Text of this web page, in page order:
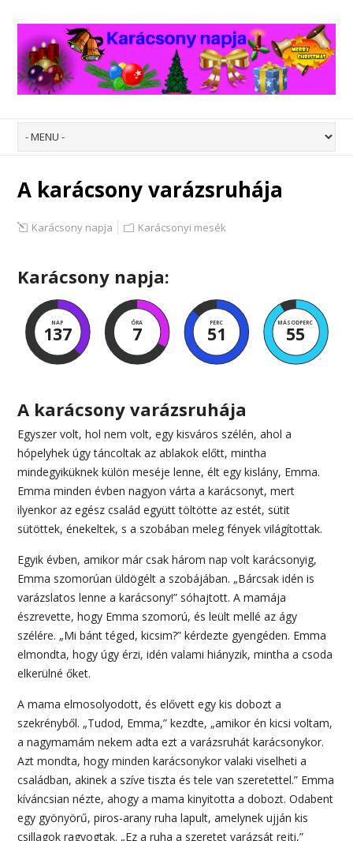
A karácsony varázsruhája
Karácsony napja Karácsonyi mesék
Karácsony napja:
NAP
137
ÓRA
7
PERC
51
MÁSODPERC
54
A karácsony varázsruhája
Egyszer volt, hol nem volt, egy kisváros szélén, ahol a
hópelyhek úgy táncoltak az ablakok előtt, mintha
mindegyiküknek külön meséje lenne, élt egy kislány, Emma.
Emma minden évben nagyon várta a karácsonyt, mert
ilyenkor az egész család együtt töltötte az estét, sütit
sütöttek, énekeltek, s a szobában meleg fények világítottak.
Egyik évben, amikor már csak három nap volt karácsonyig,
Emma szomorúan üldögélt a szobájában. „Bárcsak idén is
varázslatos lenne a karácsony!” sóhajtott. A mamája
észrevette, hogy Emma szomorú, és leült mellé az ágy
szélére. „Mi bánt téged, kicsim?” kérdezte gyengéden. Emma
elmondta, hogy úgy érzi, idén valami hiányzik, mintha a csoda
elkerülné őket.
A mama elmosolyodott, és elővett egy kis dobozt a
szekrényből. „Tudod, Emma,” kezdte, „amikor én kicsi voltam,
a nagymamám nekem adta ezt a varázsruhát karácsonykor.
Azt mondta, hogy minden karácsonykor valaki viselheti a
családban, akinek a szíve tiszta és tele van szeretettel.” Emma
kíváncsian nézte, ahogy a mama kinyitotta a dobozt. Odabent
egy gyönyörű, piros-arany ruha lapult, amelynek ujján kis
csillagok ragyogtak. „Ez a ruha a szeretet varázsát rejti,”